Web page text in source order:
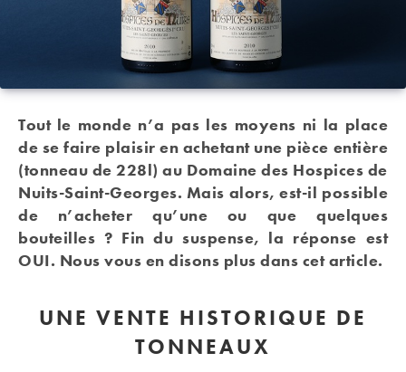
Tout le monde n’a pas les moyens ni la place
de se faire plaisir en achetant une pièce entière
(tonneau de 228l) au Domaine des Hospices de
Nuits-Saint-Georges. Mais alors, est-il possible
de n’acheter qu’une ou que quelques
bouteilles ? Fin du suspense, la réponse est
OUI. Nous vous en disons plus dans cet article.
UNE VENTE HISTORIQUE DE
TONNEAUX